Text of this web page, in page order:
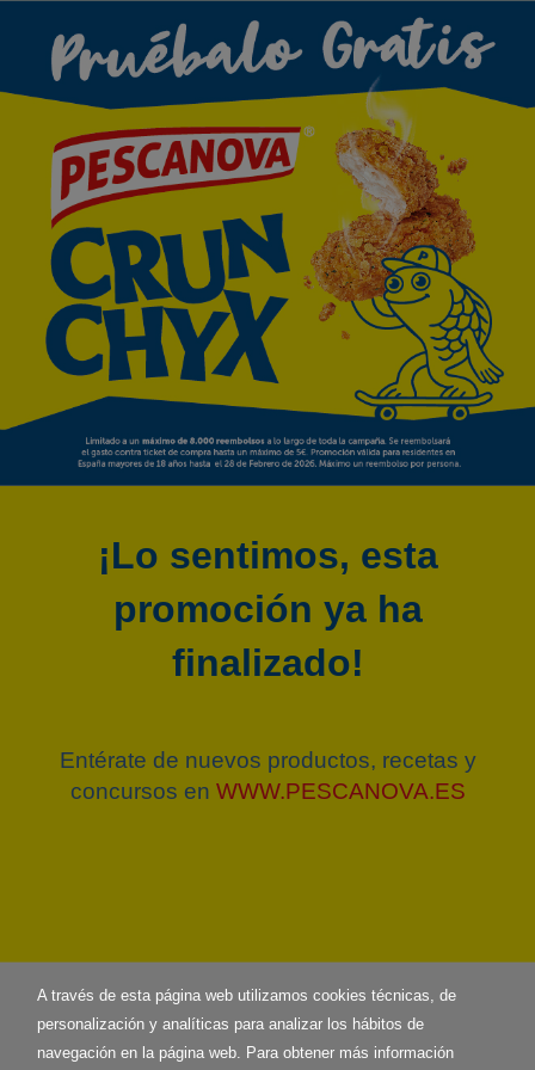
¡Lo sentimos, esta
promoción ya ha
finalizado!
Entérate de nuevos productos, recetas y
concursos en WWW.PESCANOVA.ES
A través de esta página web utilizamos cookies técnicas, de
personalización y analíticas para analizar los hábitos de
navegación en la página web. Para obtener más información